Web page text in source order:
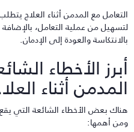
مع المدمن أثناء العلاج
من عملية التعامل، بالإضافة
والعودة إلى الإدمان.
الأخطاء
أثناء العلاج
بعض الأخطاء الشائعة التي يقع
أهمها: